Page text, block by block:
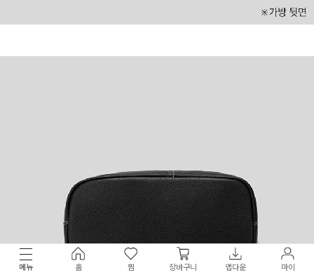
메뉴 홈 찜 장바구니 앱다운 마이